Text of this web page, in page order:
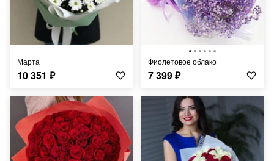
Марта
10 351 ₽
Фиолетовое облако
7 399₽